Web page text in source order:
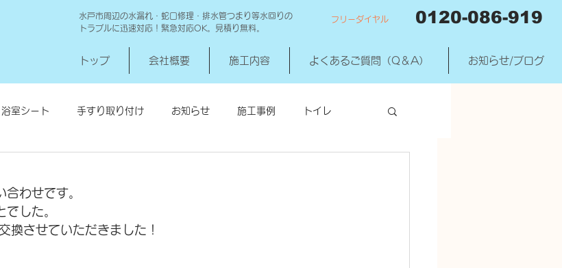
水戸市周辺の水漏れ・蛇口修理・排水管つまり等水回りの
トラブルに迅速対応！緊急対応OK。見積り無料。
フリーダイヤル 0120-086-919
トップ 会社概要 施工内容 よくあるご質問（Q＆A） お知らせ/ブログ
浴室シート 手すり取り付け お知らせ 施工事例 トイレ
わせです。
した。
換させていただきました！